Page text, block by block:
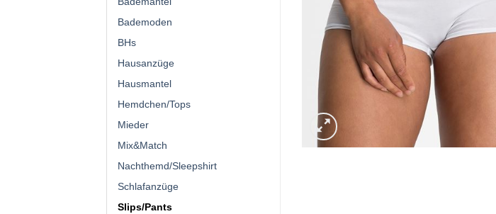
Bademoden
BHs
Hausanzüge
Hausmantel
Hemdchen/Tops
Mieder
Mix&Match
Nachthemd/Sleepshirt
Schlafanzüge
Slips/Pants